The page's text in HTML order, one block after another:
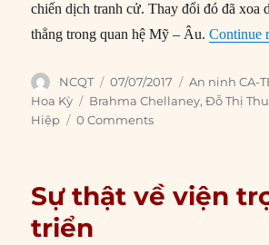
chiến dịch tranh cử. Thay đổi đó đã xoa
thẳng trong quan hệ Mỹ – Âu.Continue
Author
NCQT
Posted
on
07/07/2017 Categories
An ninh CA-
Hoa Kỳ
Tags
Brahma Chellaney,Đỗ Thị
Hiệp
0 Comments
Sự thật về viện
triển